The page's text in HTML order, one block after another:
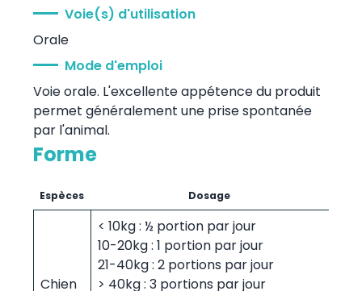
Voie(s) d'utilisation
Orale
Mode d'emploi
Voie orale. L'excellente appétence du produit
permet généralement une prise spontanée
par l'animal.
Forme
Espèces Dosage
Chien
< 10kg : ½ portion par jour
10-20kg : 1 portion par jour
21-40kg : 2 portions par jour
> 40kg : 3 portions par jour